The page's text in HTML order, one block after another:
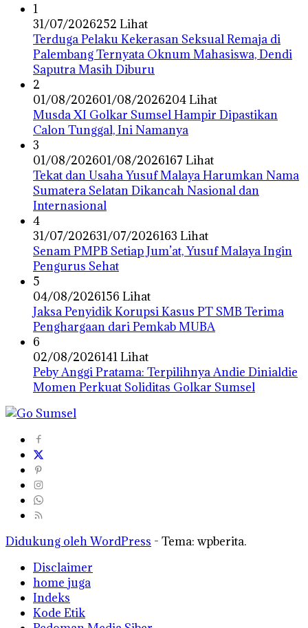
1
31/07/2026252 Lihat
Terduga Pelaku Kekerasan Seksual Remaja di
Palembang Ternyata Oknum Mahasiswa, Dendi
Saputra Masih Diburu
2
01/08/202601/08/2026204 Lihat
Musda XI Golkar Sumsel Hampir Dipastikan
Calon Tunggal, Ini Namanya
3
01/08/202601/08/2026167 Lihat
Tekat dan Usaha Yusuf Malaya Harumkan Nama
Sumatera Selatan Dikancah Nasional dan
Internasional
4
31/07/202631/07/2026163 Lihat
Senam PMPB Setiap Jum’at, Yusuf Malaya Ingin
Pengurus Sehat
5
04/08/2026156 Lihat
Jaksa Penyidik Korupsi Kasus PT SMB Terima
Penghargaan dari Pemkab MUBA
6
02/08/2026141 Lihat
Peby Anggi Pratama: Terpilihnya Andie Dinialdie
Momen Perkuat Soliditas Golkar Sumsel
Didukung oleh WordPress - Tema: wpberita.
Disclaimer
home juga
Indeks
Kode Etik